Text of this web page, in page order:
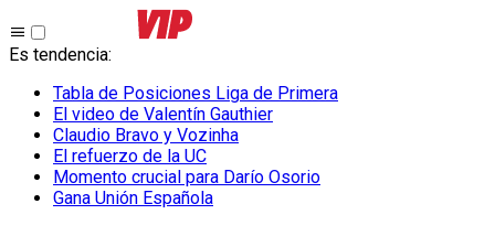
Es tendencia:
Tabla de Posiciones Liga de Primera
El video de Valentín Gauthier
Claudio Bravo y Vozinha
El refuerzo de la UC
Momento crucial para Darío Osorio
Gana Unión Española